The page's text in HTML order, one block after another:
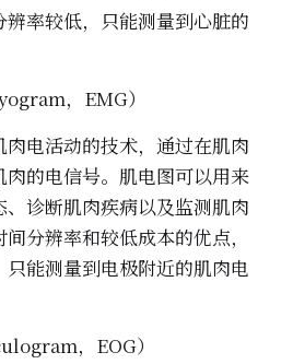
率较低，只能测量到心脏的
，EMG）
电活动的技术，通过在肌肉
肉的电信号。肌电图可以用来
诊断肌肉疾病以及监测肌肉
分辨率和较低成本的优点，
能测量到电极附近的肌肉电
，EOG）